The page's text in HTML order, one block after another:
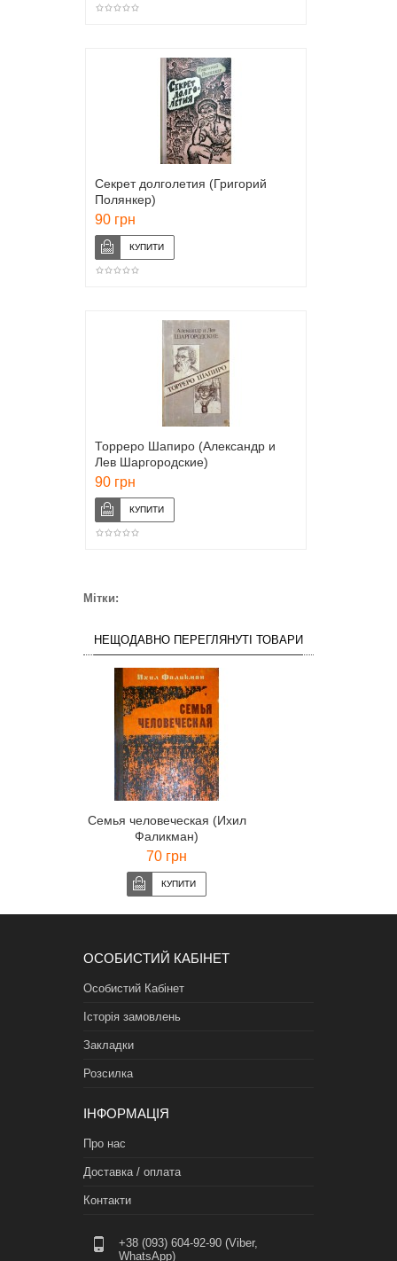
Секрет долголетия (Григорий
Полянкер)
90 грн
Торреро Шапиро (Александр и
Лев Шаргородские)
90 грн
Мітки:
НЕЩОДАВНО ПЕРЕГЛЯНУТІ ТОВАРИ
Семья человеческая (Ихил
Фаликман)
70 грн
ОСОБИСТИЙ КАБІНЕТ
Особистий Кабінет
Історія замовлень
Закладки
Розсилка
ІНФОРМАЦІЯ
Про нас
Доставка / оплата
Контакти
+38 (093) 604-92-90 (Viber,
WhatsApp)